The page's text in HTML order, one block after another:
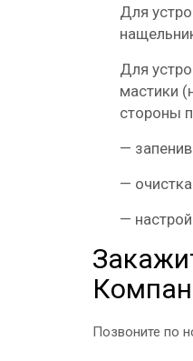
Для
Для
мастики
стороны
—
—
—
Позвоните по